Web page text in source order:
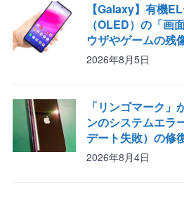
【Galaxy】有機
（OLED）の「画
ウザやゲームの残
2026年8月5日
「リンゴマーク
ンのシステムエラ
デート失敗）の修
2026年8月4日